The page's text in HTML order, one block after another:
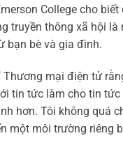
College cho biết
truyền thông xã hội là
bạn bè và gia đình.
mại điện tử
tin tức làm cho tin tức
hơn. Tôi không quá
một môi trường riêng